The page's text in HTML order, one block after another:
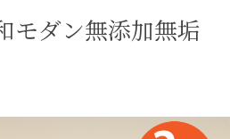
モダン無添加無垢